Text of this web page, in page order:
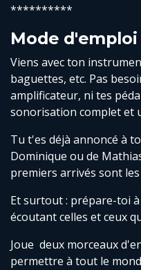
**********
Mode
Viens avec ton
baguettes, etc. Pas
amplificateur, ni tes
sonorisation complet et
Tu t'es déjà annoncé à
Dominique ou de
premiers arrivés sont
Et surtout : prépare-toi
écoutant celles et ceux
Joue deux morceaux
permettre à tout le